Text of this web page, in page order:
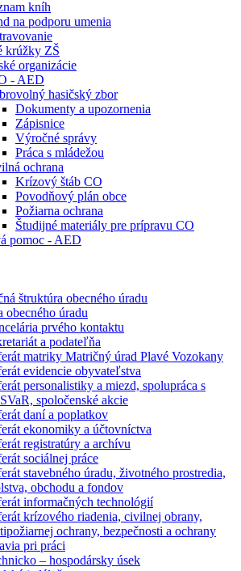
kníh
na podporu umenia
krúžky ZŠ
organizácie
- AED
hasičský zbor
Dokumenty a upozornenia
Zápisnice
Výročné správy
Práca s mládežou
ochrana
Krízový štáb CO
Povodňový plán obce
Požiarna ochrana
Študijné materiály pre prípravu CO
pomoc - AED
štruktúra obecného úradu
obecného úradu
prvého kontaktu
a podateľňa
matriky Matričný úrad Plavé Vozokany
evidencie obyvateľstva
personalistiky a miezd, spolupráca s
spoločenské akcie
daní a poplatkov
ekonomiky a účtovníctva
registratúry a archívu
sociálnej práce
stavebného úradu, životného prostredia,
obchodu a fondov
informačných technológií
krízového riadenia, civilnej obrany,
ochrany, bezpečnosti a ochrany
pri práci
– hospodársky úsek